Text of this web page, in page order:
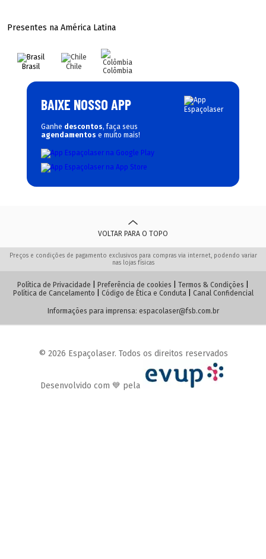
Presentes na América Latina
Brasil Chile Colômbia
BAIXE NOSSO APP
Ganhe descontos, faça seus
agendamentos e muito mais!
VOLTAR PARA O TOPO
Preços e condições de pagamento exclusivos para compras via internet, podendo variar
nas lojas físicas
Política de Privacidade Preferência de cookies Termos & Condições
Política de Cancelamento
Código de Ética e Conduta| Canal Confidencial
Informações para imprensa: espacolaser@fsb.com.br
© 2026 Espaçolaser. Todos os direitos reservados
Desenvolvido com 💙 pela